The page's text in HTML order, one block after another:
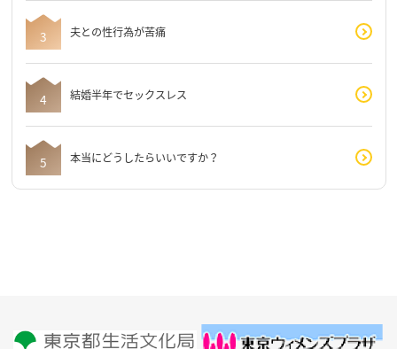
夫との性行為が苦痛
結婚半年でセックスレス
本当にどうしたらいいですか？